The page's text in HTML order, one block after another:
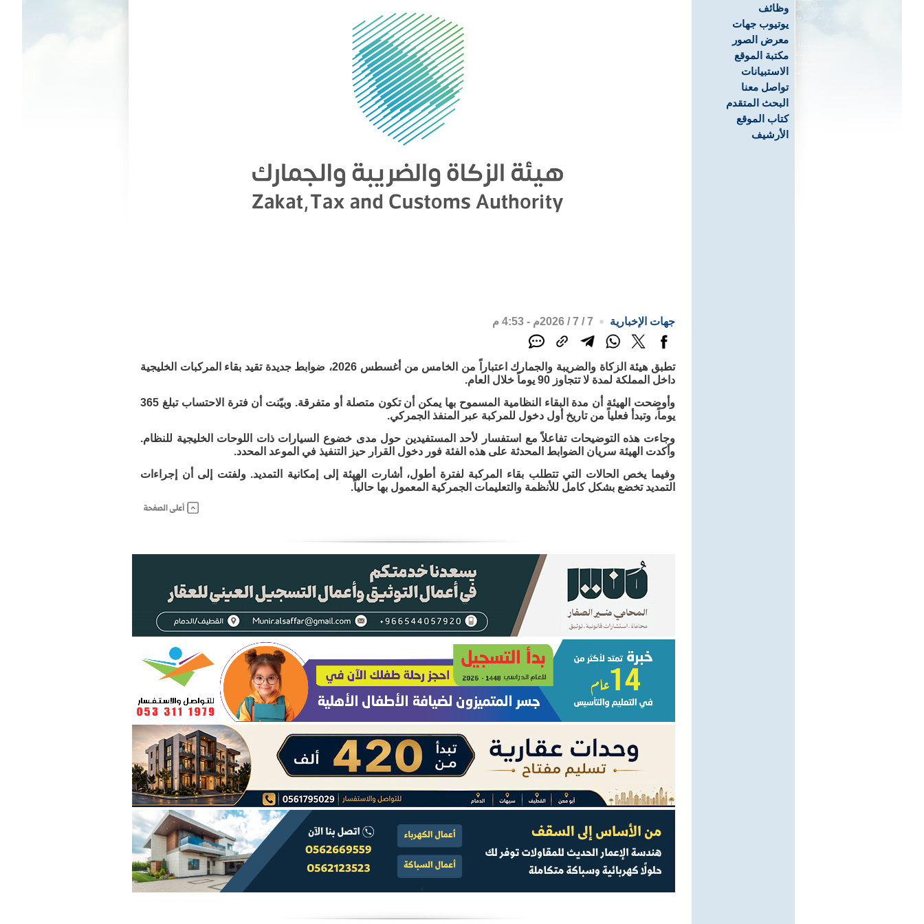
وظائف
يوتيوب جهات
معرض الصور
مكتبة الموقع
الاستبيانات
تواصل معنا
البحث المتقدم
كتاب الموقع
الأرشيف
جهات الإخبارية 7 / 7 / 2026م - 4:53 م
تطبق هيئة الزكاة والضريبة والجمارك اعتباراً من الخامس من أغسطس 2026، ضوابط جديدة تقيد بقاء المركبات الخليجية
داخل المملكة لمدة لا تتجاوز 90 يوماً خلال العام.
وأوضحت الهيئة أن مدة البقاء النظامية المسموح بها يمكن أن تكون متصلة أو متفرقة. وبيّنت أن فترة الاحتساب تبلغ 365
يوماً، وتبدأ فعلياً من تاريخ أول دخول للمركبة عبر المنفذ الجمركي.
وجاءت هذه التوضيحات تفاعلاً مع استفسار لأحد المستفيدين حول مدى خضوع السيارات ذات اللوحات الخليجية للنظام.
وأكدت الهيئة سريان الضوابط المحدثة على هذه الفئة فور دخول القرار حيز التنفيذ في الموعد المحدد.
وفيما يخص الحالات التي تتطلب بقاء المركبة لفترة أطول، أشارت الهيئة إلى إمكانية التمديد. ولفتت إلى أن إجراءات
التمديد تخضع بشكل كامل للأنظمة والتعليمات الجمركية المعمول بها حالياً.